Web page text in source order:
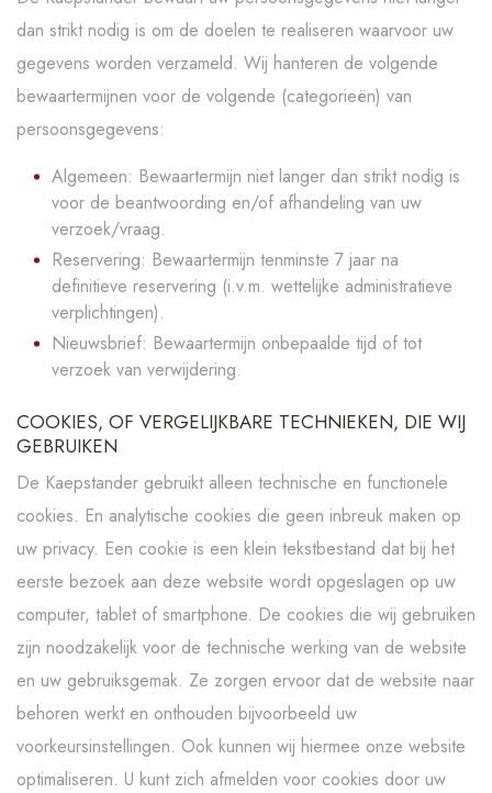
dan strikt nodig is om de doelen te realiseren waarvoor uw
gegevens worden verzameld. Wij hanteren de volgende
bewaartermijnen voor de volgende (categorieën) van
persoonsgegevens:
Algemeen: Bewaartermijn niet langer dan strikt nodig is
voor de beantwoording en/of afhandeling van uw
verzoek/vraag.
Reservering: Bewaartermijn tenminste 7 jaar na
definitieve reservering (i.v.m. wettelijke administratieve
verplichtingen).
Nieuwsbrief: Bewaartermijn onbepaalde tijd of tot
verzoek van verwijdering.
COOKIES, OF VERGELIJKBARE TECHNIEKEN, DIE WIJ
GEBRUIKEN
De Kaepstander gebruikt alleen technische en functionele
cookies. En analytische cookies die geen inbreuk maken op
uw privacy. Een cookie is een klein tekstbestand dat bij het
eerste bezoek aan deze website wordt opgeslagen op uw
computer, tablet of smartphone. De cookies die wij gebruiken
zijn noodzakelijk voor de technische werking van de website
en uw gebruiksgemak. Ze zorgen ervoor dat de website naar
behoren werkt en onthouden bijvoorbeeld uw
voorkeursinstellingen. Ook kunnen wij hiermee onze website
optimaliseren. U kunt zich afmelden voor cookies door uw